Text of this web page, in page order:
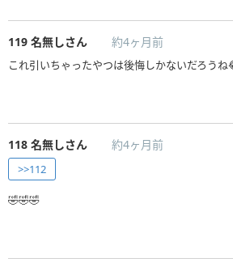
119 名無しさん 約4ヶ月前
これ引いちゃったやつは後悔しかないだろうね
118 名無しさん 約4ヶ月前
>>112
🤣🤣🤣